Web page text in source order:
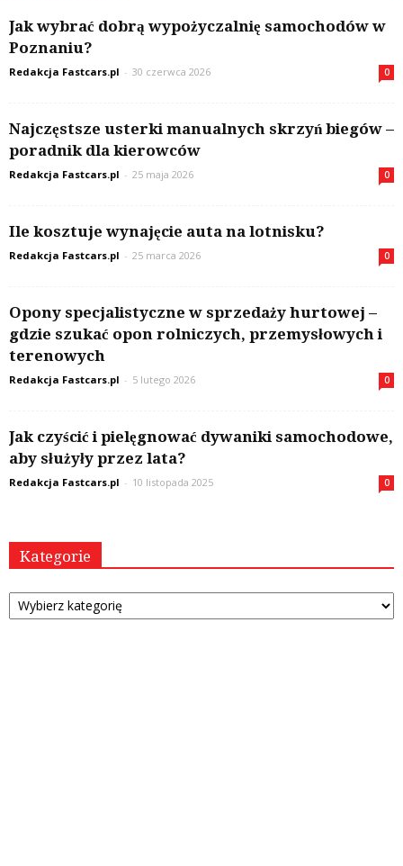
Jak wybrać dobrą wypożyczalnię samochodów w
Poznaniu?
Redakcja Fastcars.pl - 30 czerwca 2026 0
Najczęstsze usterki manualnych skrzyń biegów –
poradnik dla kierowców
Redakcja Fastcars.pl - 25 maja 2026 0
Ile kosztuje wynajęcie auta na lotnisku?
Redakcja Fastcars.pl - 25 marca 2026 0
Opony specjalistyczne w sprzedaży hurtowej –
gdzie szukać opon rolniczych, przemysłowych i
terenowych
Redakcja Fastcars.pl - 5 lutego 2026 0
Jak czyścić i pielęgnować dywaniki samochodowe,
aby służyły przez lata?
Redakcja Fastcars.pl - 10 listopada 2025 0
Kategorie
Kategorie